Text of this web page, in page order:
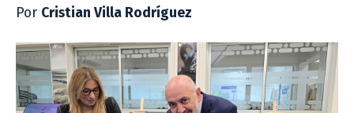
Por Cristian Villa Rodríguez